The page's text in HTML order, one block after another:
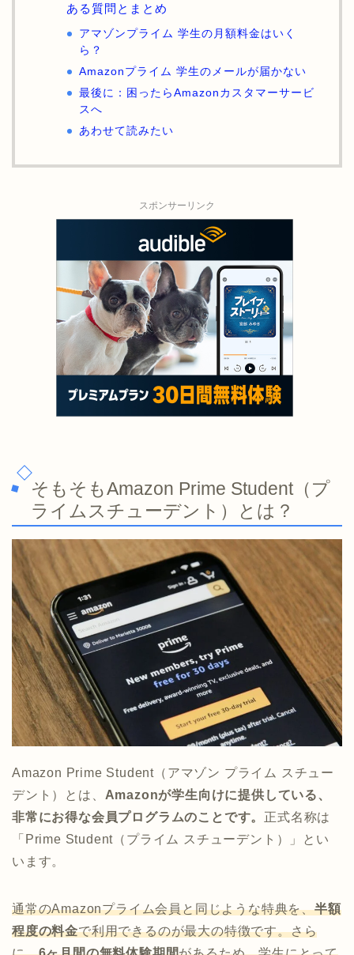
ある質問とまとめ
アマゾンプライム 学生の月額料金はいく
ら？
Amazonプライム 学生のメールが届かない
最後に：困ったらAmazonカスタマーサービ
スへ
あわせて読みたい
スポンサーリンク
そもそもAmazon Prime Student（プ
ライムスチューデント）とは？
Amazon Prime Student（アマゾン プライム スチュー
デント）とは、 Amazonが学生向けに提供している、
非常にお得な会員プログラムのことです。 正式名称は
「Prime Student（プライム スチューデント）」とい
います。
通常のAmazonプライム会員と同じような特典を、半額
程度の料金で利用できるのが最大の特徴です。さら